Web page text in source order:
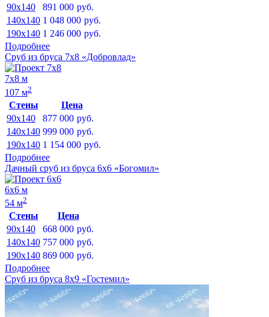
90x140
891 000 руб.
140x140 1 048 000 руб.
190x140 1 246 000 руб.
Подробнее
Сруб из бруса 7х8 «Добровлад»
7х8 м
107 м2
Стены
Цена
90x140
877 000 руб.
140x140 999 000 руб.
190x140 1 154 000 руб.
Подробнее
Дачный сруб из бруса 6х6 «Богомил»
6х6 м
54 м2
Стены
Цена
90x140
668 000 руб.
140x140 757 000 руб.
190x140 869 000 руб.
Подробнее
Сруб из бруса 8х9 «Гостемил»